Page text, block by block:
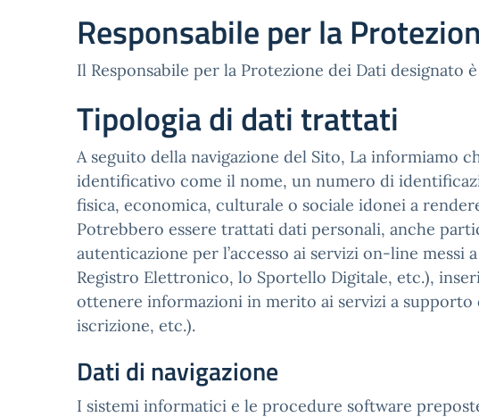
Responsabile per la
Il Responsabile per la Protezione dei Dati designato
Tipologia di dati trattati
A seguito della navigazione del Sito, La informiamo
identificativo come il nome, un numero di
fisica, economica, culturale o sociale idonei a
Potrebbero essere trattati dati personali, anche
autenticazione per l’accesso ai servizi on-line
Registro Elettronico, lo Sportello Digitale, etc.),
ottenere informazioni in merito ai servizi a
iscrizione, etc.).
Dati di navigazione
I sistemi informatici e le procedure software